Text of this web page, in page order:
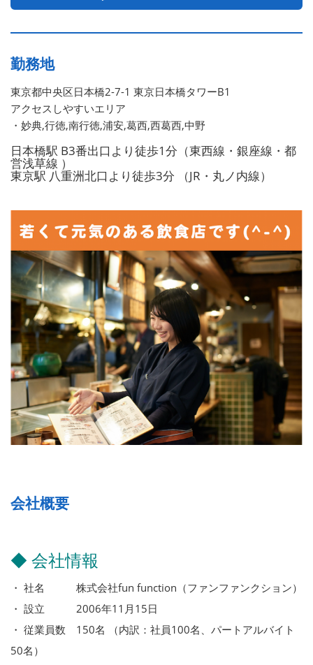
勤務地
東京都中央区日本橋2-7-1 東京日本橋タワーB1
アクセスしやすいエリア
・妙典,行徳,南行徳,浦安,葛西,西葛西,中野
日本橋駅 B3番出口より徒歩1分（東西線・銀座線・都
営浅草線 ）
東京駅 八重洲北口より徒歩3分 （JR・丸ノ内線）
会社概要
◆ 会社情報
・ 社名 株式会社fun function（ファンファンクション）
・ 設立 2006年11月15日
・ 従業員数 150名 （内訳：社員100名、パートアルバイト
50名）